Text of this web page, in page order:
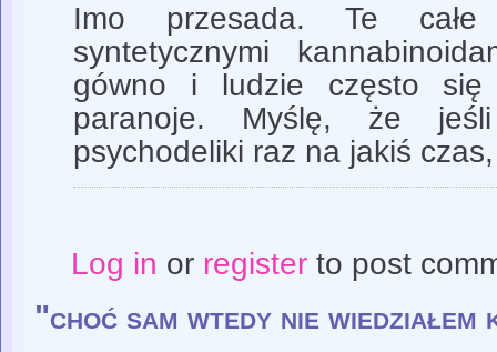
Imo przesada. Te
syntetycznymi
gówno i ludzie często się
paranoje. Myślę, że
psychodeliki raz na jakiś
Log in or registerto post
"choć sam wtedy nie wiedziałem